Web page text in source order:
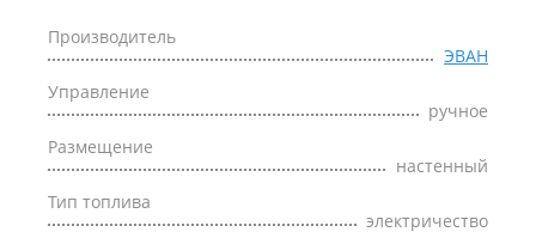
Производитель
ЭВАН
Управление
ручное
Размещение
настенный
Тип топлива
электричество